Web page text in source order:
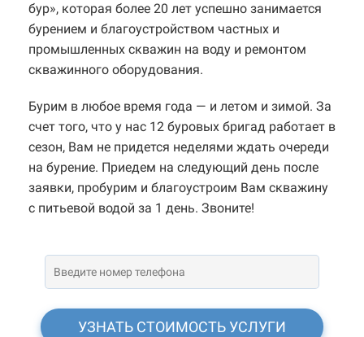
бур», которая более 20 лет успешно занимается
бурением и благоустройством частных и
промышленных скважин на воду и ремонтом
скважинного оборудования.
Бурим в любое время года — и летом и зимой. За
счет того, что у нас 12 буровых бригад работает в
сезон, Вам не придется неделями ждать очереди
на бурение. Приедем на следующий день после
заявки, пробурим и благоустроим Вам скважину
с питьевой водой за 1 день. Звоните!
УЗНАТЬ СТОИМОСТЬ УСЛУГИ